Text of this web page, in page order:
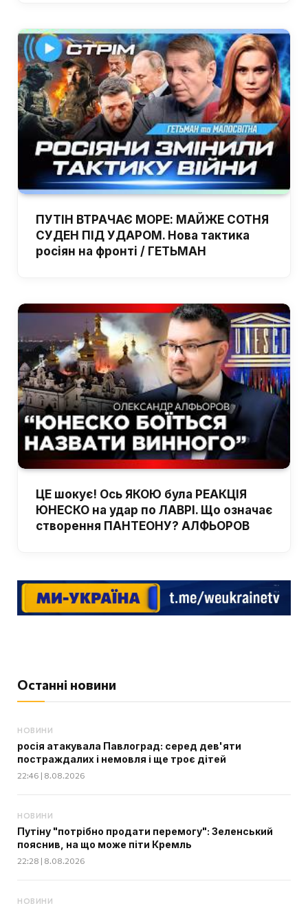
ПУТІН ВТРАЧАЄ МОРЕ: МАЙЖЕ СОТНЯ
СУДЕН ПІД УДАРОМ. Нова тактика
росіян на фронті / ГЕТЬМАН
ЦЕ шокує! Ось ЯКОЮ була РЕАКЦІЯ
ЮНЕСКО на удар по ЛАВРІ. Що означає
створення ПАНТЕОНУ? АЛФЬОРОВ
Останні новини
НОВИНИ
росія атакувала Павлоград: серед дев'яти
постраждалих і немовля і ще троє дітей
22:46 | 8.08.2026
НОВИНИ
Путіну "потрібно продати перемогу": Зеленський
пояснив, на що може піти Кремль
22:28 | 8.08.2026
НОВИНИ